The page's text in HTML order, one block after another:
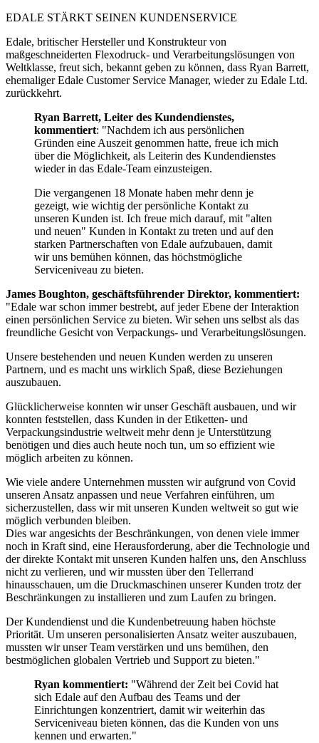
EDALE STÄRKT SEINEN KUNDENSERVICE
Edale, britischer Hersteller und Konstrukteur von
maßgeschneiderten Flexodruck- und Verarbeitungslösungen von
Weltklasse, freut sich, bekannt geben zu können, dass Ryan Barrett,
ehemaliger Edale Customer Service Manager, wieder zu Edale Ltd.
zurückkehrt.
Ryan Barrett, Leiter des Kundendienstes,
kommentiert: "Nachdem ich aus persönlichen
Gründen eine Auszeit genommen hatte, freue ich mich
über die Möglichkeit, als Leiterin des Kundendienstes
wieder in das Edale-Team einzusteigen.
Die vergangenen 18 Monate haben mehr denn je
gezeigt, wie wichtig der persönliche Kontakt zu
unseren Kunden ist. Ich freue mich darauf, mit "alten
und neuen" Kunden in Kontakt zu treten und auf den
starken Partnerschaften von Edale aufzubauen, damit
wir uns bemühen können, das höchstmögliche
Serviceniveau zu bieten.
James Boughton, geschäftsführender Direktor, kommentiert:
"Edale war schon immer bestrebt, auf jeder Ebene der Interaktion
einen persönlichen Service zu bieten. Wir sehen uns selbst als das
freundliche Gesicht von Verpackungs- und Verarbeitungslösungen.
Unsere bestehenden und neuen Kunden werden zu unseren
Partnern, und es macht uns wirklich Spaß, diese Beziehungen
auszubauen.
Glücklicherweise konnten wir unser Geschäft ausbauen, und wir
konnten feststellen, dass Kunden in der Etiketten- und
Verpackungsindustrie weltweit mehr denn je Unterstützung
benötigen und dies auch heute noch tun, um so effizient wie
möglich arbeiten zu können.
Wie viele andere Unternehmen mussten wir aufgrund von Covid
unseren Ansatz anpassen und neue Verfahren einführen, um
sicherzustellen, dass wir mit unseren Kunden weltweit so gut wie
möglich verbunden bleiben.
Dies war angesichts der Beschränkungen, von denen viele immer
noch in Kraft sind, eine Herausforderung, aber die Technologie und
der direkte Kontakt mit unseren Kunden halfen uns, den Anschluss
nicht zu verlieren, und wir mussten über den Tellerrand
hinausschauen, um die Druckmaschinen unserer Kunden trotz der
Beschränkungen zu installieren und zum Laufen zu bringen.
Der Kundendienst und die Kundenbetreuung haben höchste
Priorität. Um unseren personalisierten Ansatz weiter auszubauen,
mussten wir unser Team verstärken und uns bemühen, den
bestmöglichen globalen Vertrieb und Support zu bieten."
Ryan kommentiert: "Während der Zeit bei Covid hat
sich Edale auf den Aufbau des Teams und der
Einrichtungen konzentriert, damit wir weiterhin das
Serviceniveau bieten können, das die Kunden von uns
kennen und erwarten."